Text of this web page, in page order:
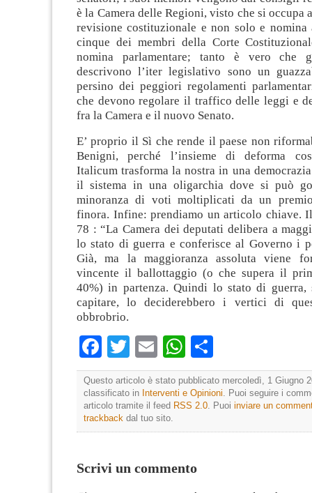
è la Camera delle Regioni, visto che si occupa
revisione costituzionale e non solo e
cinque dei membri della Corte
nomina parlamentare; tanto è vero che
descrivono l’iter legislativo sono un
persino dei peggiori regolamenti
che devono regolare il traffico delle leggi e
fra la Camera e il nuovo Senato.
E’ proprio il Sì che rende il paese non
Benigni, perché l’insieme di deforma
Italicum trasforma la nostra in una
il sistema in una oligarchia dove si può
minoranza di voti moltiplicati da un
finora. Infine: prendiamo un articolo chiave.
78 : “La Camera dei deputati delibera a
lo stato di guerra e conferisce al Governo i
Già, ma la maggioranza assoluta viene
vincente il ballottaggio (o che supera il
40%) in partenza. Quindi lo stato di guerra,
capitare, lo deciderebbero i vertici di
obbrobrio.
Facebook
Twitter
EmailWhatsApp
Questo articolo è stato pubblicato mercoledì, 1 Giugno
classificato in Interventi e Opinioni . Puoi seguire i
articolo tramite il feed RSS 2.0 . Puoi inviare un
trackback dal tuo sito.
Scrivi un commento